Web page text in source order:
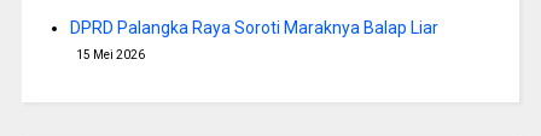
DPRD Palangka Raya Soroti Maraknya Balap Liar
15 Mei 2026